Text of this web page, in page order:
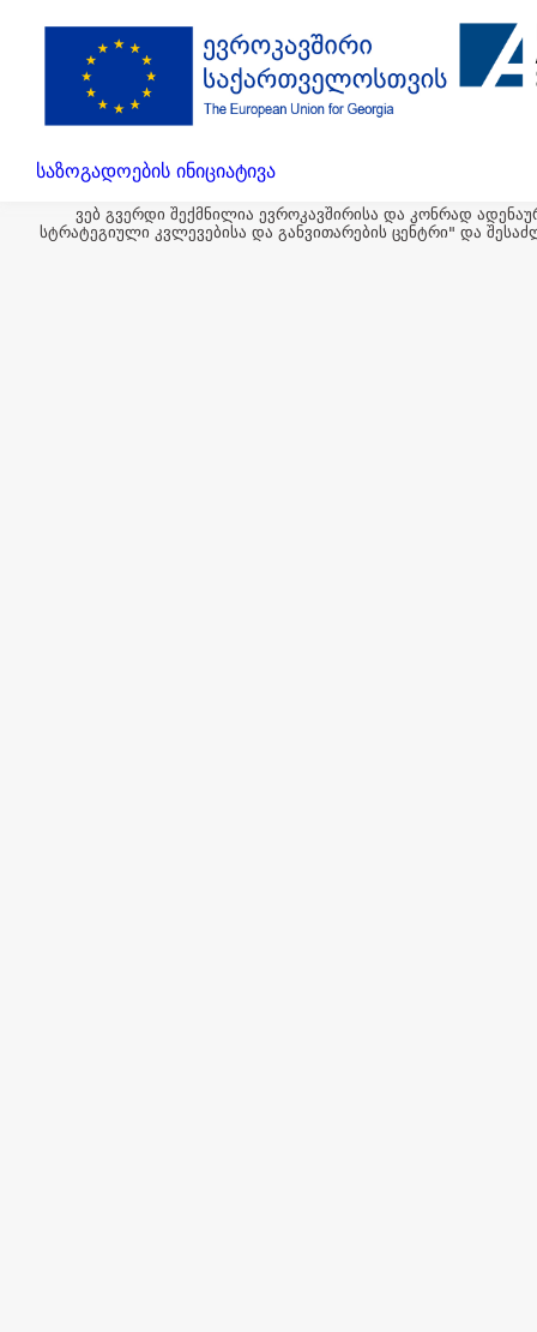
საზოგადოების ინიციატივა
ვებ გვერდი შექმნილია ევროკავშირისა და კონრად
სტრატეგიული კვლევებისა და განვითარების ცენტრი" და